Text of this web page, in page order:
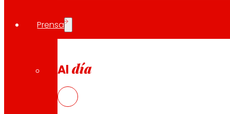
Prensa
Al día